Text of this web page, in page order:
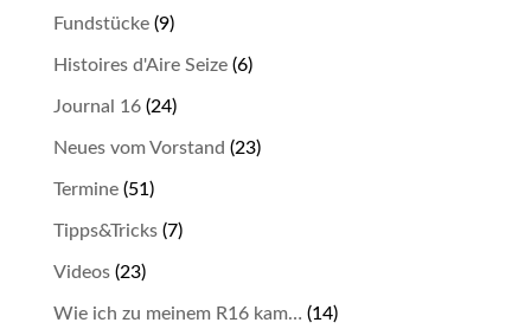
Fundstücke(9)
Histoires d'Aire Seize(6)
Journal 16(24)
Neues vom Vorstand (23)
Termine(51)
Tipps&Tricks(7)
Videos(23)
Wie ich zu meinem R16 kam… (14)